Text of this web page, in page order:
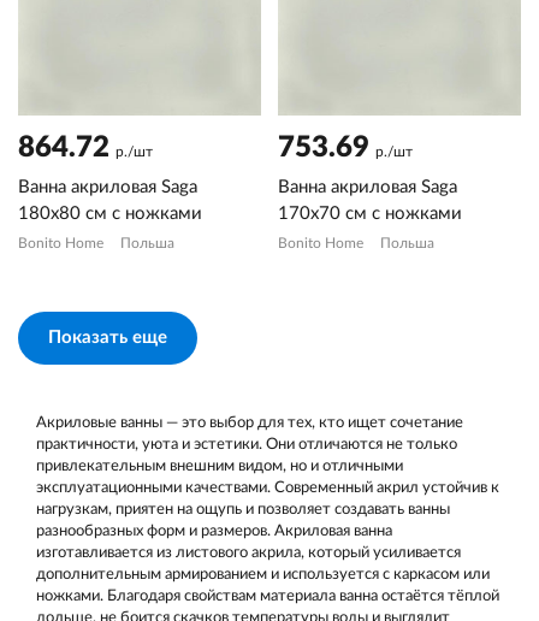
864.72 р./шт
Ванна акриловая Saga
180х80 см с ножками
Bonito Home Польша
753.69 р./шт
Ванна акриловая Saga
170х70 см с ножками
Bonito Home Польша
Показать еще
Акриловые ванны — это выбор для тех, кто ищет сочетание
практичности, уюта и эстетики. Они отличаются не только
привлекательным внешним видом, но и отличными
эксплуатационными качествами. Современный акрил устойчив к
нагрузкам, приятен на ощупь и позволяет создавать ванны
разнообразных форм и размеров. Акриловая ванна
изготавливается из листового акрила, который усиливается
дополнительным армированием и используется с каркасом или
ножками. Благодаря свойствам материала ванна остаётся тёплой